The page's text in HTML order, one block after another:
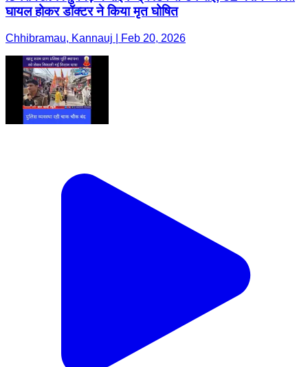
घायल होकर डॉक्टर ने किया मृत घोषित
Chhibramau, Kannauj | Feb 20, 2026